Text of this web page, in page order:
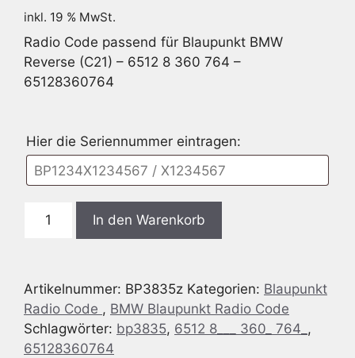
inkl. 19 % MwSt.
Radio Code passend für Blaupunkt BMW
Reverse (C21) – 6512 8 360 764 –
65128360764
Hier die Seriennummer eintragen:
Blaupunkt
-
6512
8
360
In den Warenkorb
Artikelnummer: BP3835z Kategorien: Blaupunkt
Radio Code , BMW Blaupunkt Radio Code
Schlagwörter: bp3835, 6512 8___ 360_ 764_ ,
65128360764